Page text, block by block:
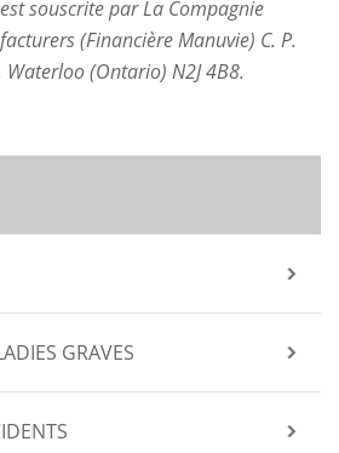
souscrite par La Compagnie
(Financière Manuvie) C. P.
(Ontario) N2J 4B8.
GRAVES